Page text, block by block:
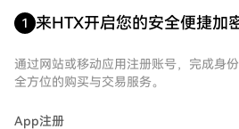
1 来HTX开启您的安全便捷加
通过网站或移动应用注册账号，完成身
全方位的购买与交易服务。
App注册